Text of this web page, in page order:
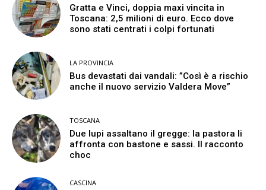
Gratta e Vinci, doppia maxi vincita in
Toscana: 2,5 milioni di euro. Ecco dove
sono stati centrati i colpi fortunati
LA PROVINCIA
Bus devastati dai vandali: ”Così è a rischio
anche il nuovo servizio Valdera Move”
TOSCANA
Due lupi assaltano il gregge: la pastora li
affronta con bastone e sassi. Il racconto
choc
CASCINA